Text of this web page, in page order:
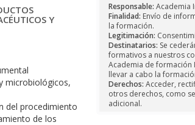
Y
microbiológicos,
del procedimiento
de los
Responsable: Academia
Finalidad: Envío de
la formación.
Legitimación:
Destinatarios: Se
formativos a nuestros
Academia de formación
llevar a cabo la
Derechos: Acceder,
otros derechos, como
adicional.